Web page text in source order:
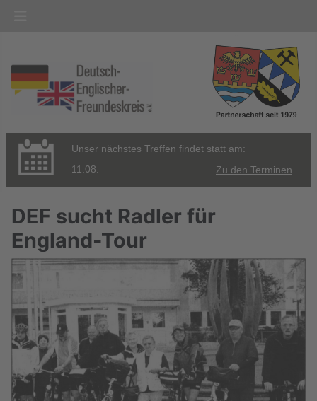
Unser nächstes Treffen findet statt am:
11.08.
Zu den Terminen
DEF sucht Radler für
England-Tour